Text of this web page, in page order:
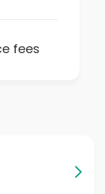
fees